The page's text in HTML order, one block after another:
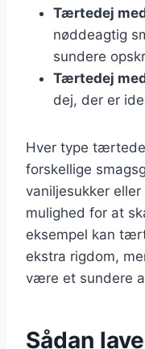
Tærtedej
nøddeagtig
sundere
Tærtedej
dej, der er
Hver type
forskellige
vaniljesukker
mulighed for at
eksempel kan
ekstra rigdom,
være et sundere
Sådan